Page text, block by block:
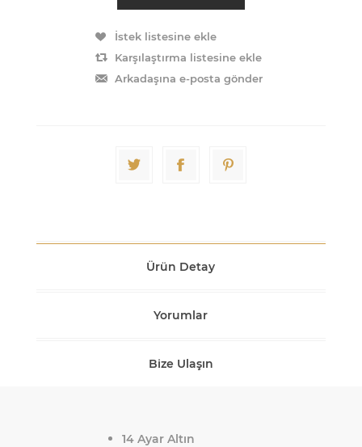
İstek listesine ekle
Karşılaştırma listesine ekle
Arkadaşına e-posta gönder
Ürün Detay
Yorumlar
Bize Ulaşın
14 Ayar Altın